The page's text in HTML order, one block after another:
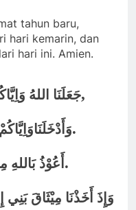
tahun baru,
hari kemarin, dan
hari ini. Amien.
جَعَلَنَا اللهُ,
.
أَعُوْذُ .
وَإِذَ أَخَذْنَا مِيْثَاقَ بَنِي